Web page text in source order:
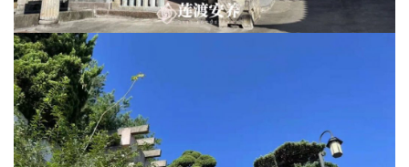
院
巡
礼
视
频